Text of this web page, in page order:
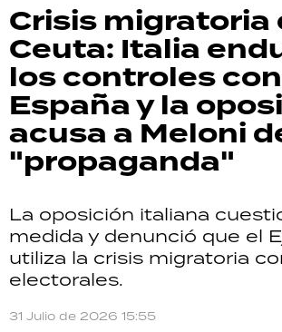
Crisis migratoria
Ceuta: Italia
los controles
España y la
acusa a Meloni
"propaganda"
La oposición italiana
medida y denunció que el
utiliza la crisis migratoria
electorales.
31 Julio de 2026 15:55